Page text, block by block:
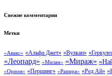
Свежие комментарии
Метки
«Авакс» «Альфа Джет» «Вулкан»
«Леопард» «Милан» «Мираж»
«Орион» «Першинг» «Рапира» «Ред Ай»